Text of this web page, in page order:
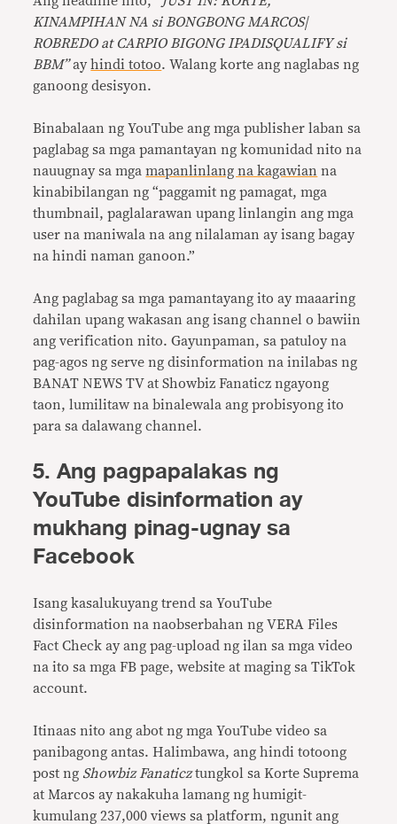
KINAMPIHAN NA si BONGBONG MARCOS|
ROBREDO at CARPIO BIGONG IPADISQUALIFY si
BBM”ayhindi totoo. Walang korte ang naglabas ng
ganoong desisyon.
Binabalaan ng YouTube ang mga publisher laban sa
paglabag sa mga pamantayan ng komunidad nito na
nauugnay sa mgamapanlinlang na kagawian na
kinabibilangan ng “paggamit ng pamagat, mga
thumbnail, paglalarawan upang linlangin ang mga
user na maniwala na ang nilalaman ay isang bagay
na hindi naman ganoon.”
Ang paglabag sa mga pamantayang ito ay maaaring
dahilan upang wakasan ang isang channel o bawiin
ang verification nito. Gayunpaman, sa patuloy na
pag-agos ng serve ng disinformation na inilabas ng
BANAT NEWS TV at Showbiz Fanaticz ngayong
taon, lumilitaw na binalewala ang probisyong ito
para sa dalawang channel.
5. Ang pagpapalakas ng
YouTube disinformation ay
mukhang pinag-ugnay sa
Facebook
Isang kasalukuyang trend sa YouTube
disinformation na naobserbahan ng VERA Files
Fact Check ay ang pag-upload ng ilan sa mga video
na ito sa mga FB page, website at maging sa TikTok
account.
Itinaas nito ang abot ng mga YouTube video sa
panibagong antas. Halimbawa, ang hindi totoong
post ng Showbiz Fanaticztungkol sa Korte Suprema
at Marcos ay nakakuha lamang ng humigit-
kumulang 237,000 views sa platform, ngunit ang